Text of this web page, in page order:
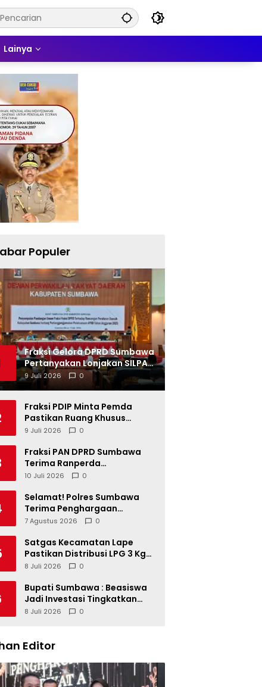
Lainya
Populer
Fraksi Gelora DPRD Sumbawa
Pertanyakan Lonjakan SILPA
Tahun 2025
9 Juli 2026 0
Fraksi PDIP Minta Pemda
Pastikan Ruang Khusus
Produk UMKM Lokal di Ritel
9 Juli 2026 0
Fraksi PAN DPRD Sumbawa
Terima Ranperda
Pertanggungjawaban APBD
Miliar dan Kinerja OPD
10 Juli 2026 0
Selamat! Polres Sumbawa
Terima Penghargaan
Pelayanan Prima dari Kapolri
7 Agustus 2026 0
Satgas Kecamatan Lape
Pastikan Distribusi LPG 3 Kg
Tertib
8 Juli 2026 0
Bupati Sumbawa : Beasiswa
Jadi Investasi Tingkatkan
Kualitas SDM
8 Juli 2026 0
Editor